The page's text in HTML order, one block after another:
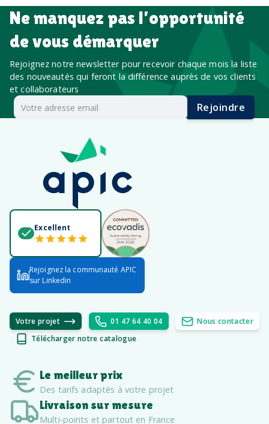
Ne manquez pas l’opportunité
de vous démarquer
Rejoignez notre newsletter pour recevoir chaque mois la liste
des nouveautés qui feront la différence auprès de vos clients
et collaborateurs
Rejoindre
Excellent
Rejoignez la communauté APIC
sur Linkedin
Votre projet 01 47 64 40 04
Nous contacter
Télécharger notre catalogue
Le meilleur prix
Des tarifs adaptés à votre projet
Livraison sur mesure
Multi-points et partout en France